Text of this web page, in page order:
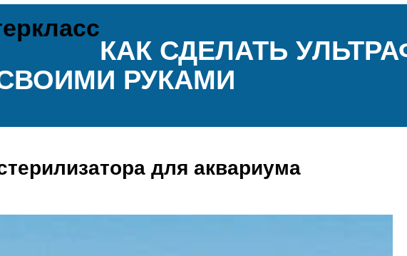
КАК СДЕЛАТЬ
РУКАМИ
для аквариума